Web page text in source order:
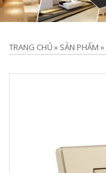
TRANG CHỦ» SẢN PHẨM »